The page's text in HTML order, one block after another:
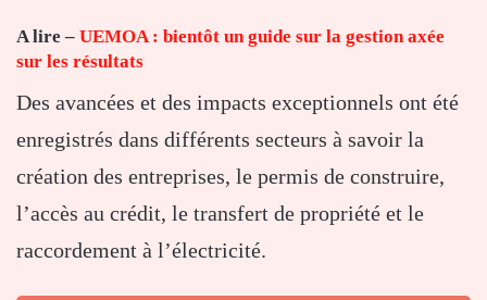
A lire – UEMOA : bientôt un guide sur la gestion axée
sur les résultats
Des avancées et des impacts exceptionnels ont été
enregistrés dans différents secteurs à savoir la
création des entreprises, le permis de construire,
l’accès au crédit, le transfert de propriété et le
raccordement à l’électricité.